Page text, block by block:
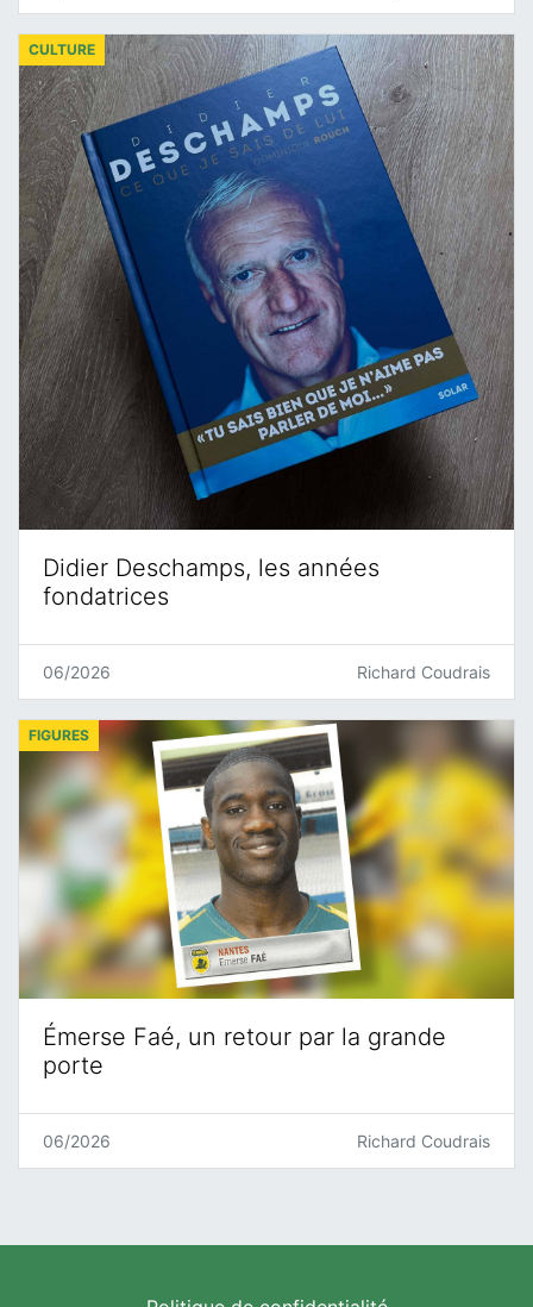
Didier Deschamps, les années
fondatrices
CULTURE
06/2026 Richard Coudrais
Émerse Faé, un retour par la grande
porte
FIGURES
06/2026 Richard Coudrais